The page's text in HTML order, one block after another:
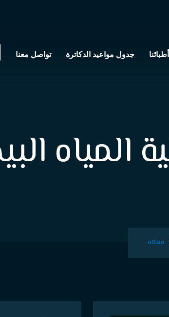
أطبائنا جدول مواعيد الدكاترة تواصل معنا
مقالة